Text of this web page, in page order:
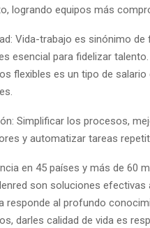
logrando equipos más
Vida-trabajo es sinónimo
esencial para fidelizar
flexibles es un tipo de
Simplificar los procesos,
y automatizar tareas
en 45 países y más de 60
son soluciones efectivas
responde al profundo
darles calidad de vida es